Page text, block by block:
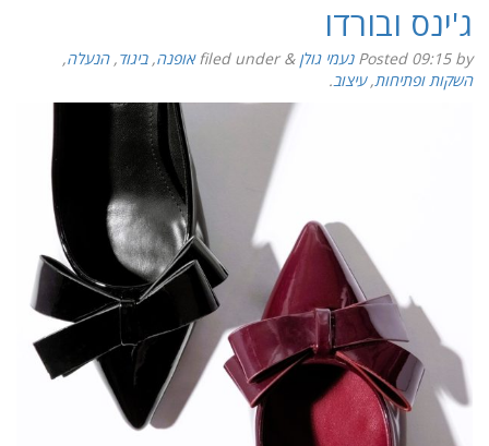
ג'ינס ובורדו
Posted 09:15by נעמי גולן &
filed under אופנה,ביגוד,הנעלה,
השקות ופתיחות,עיצוב.